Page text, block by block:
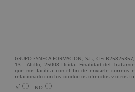
GRUPO ESNECA FORMACIÓN, S.L., CIF:
13 - Altillo, 25008 Lleida. Finalidad del
que nos facilita con el fin de enviarle correos
relacionado con los productos ofrecidos y otros
su interés. Legitimación del tratamiento:
Derechos: Puede ejercitar sus derechos
SÍ NO